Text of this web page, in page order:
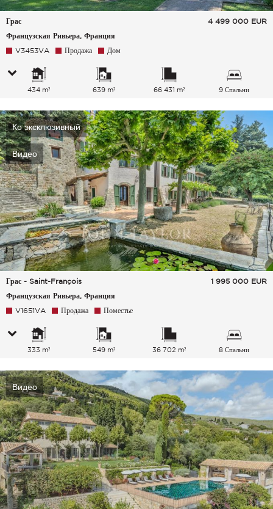
Грас
Французская Ривьера, Франция
4 499 000 EUR
V3453VA Продажа Дом
434 m² 639 m² 66 431 m² 9 Спальни
Ко эксклюзивный
Видео
Грас - Saint-François
Французская Ривьера, Франция
1 995 000 EUR
V1651VA Продажа Поместье
333 m² 549 m² 36 702 m² 8 Спальни
Видео